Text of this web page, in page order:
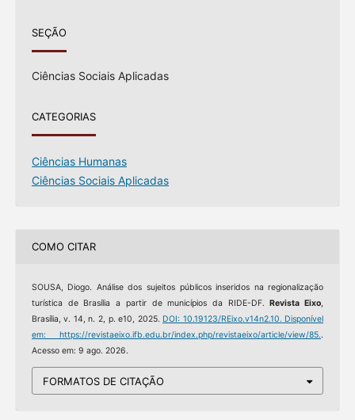
SEÇÃO
Ciências Sociais Aplicadas
CATEGORIAS
Ciências Humanas
Ciências Sociais Aplicadas
COMO CITAR
SOUSA, Diogo. Análise dos sujeitos públicos inseridos na regionalização
turística de Brasília a partir de municípios da RIDE-DF.Revista Eixo,
Brasília, v. 14, n. 2, p. e10, 2025. DOI: 10.19123/REixo.v14n2.10. Disponível
em: https://revistaeixo.ifb.edu.br/index.php/revistaeixo/article/view/85..
Acesso em: 9 ago. 2026.
FORMATOS DE CITAÇÃO